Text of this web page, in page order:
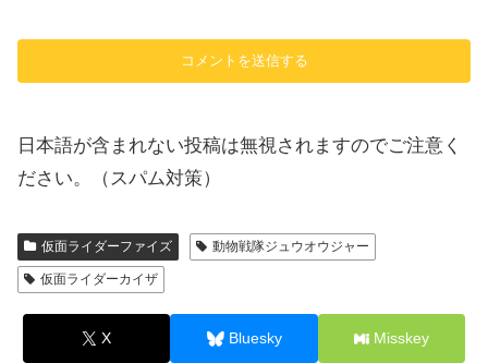
日本語が含まれない投稿は無視されますのでご注意く
ださい。（スパム対策）
仮面ライダーファイズ 動物戦隊ジュウオウジャー
仮面ライダーカイザ
X Bluesky Misskey